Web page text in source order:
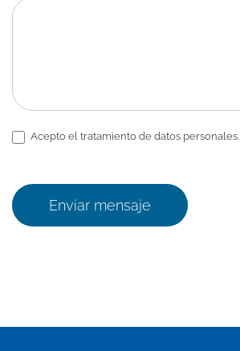
Acepto el tratamiento de datos personales.
Enviar mensaje